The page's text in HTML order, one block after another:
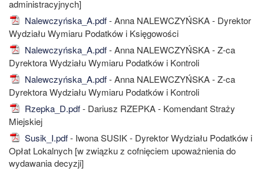
administracyjnych]
Nalewczyńska_A.pdf- Anna NALEWCZYŃSKA - Dyrektor
Wydziału Wymiaru Podatków i Księgowości
Nalewczyńska_A.pdf- Anna NALEWCZYŃSKA - Z-ca
Dyrektora Wydziału Wymiaru Podatków i Kontroli
Nalewczyńska_A.pdf- Anna NALEWCZYŃSKA - Z-ca
Dyrektora Wydziału Wymiaru Podatków i Kontroli
Rzepka_D.pdf- Dariusz RZEPKA - Komendant Straży
Miejskiej
Susik_I.pdf- Iwona SUSIK - Dyrektor Wydziału Podatków i
Opłat Lokalnych [w związku z cofnięciem upoważnienia do
wydawania decyzji]